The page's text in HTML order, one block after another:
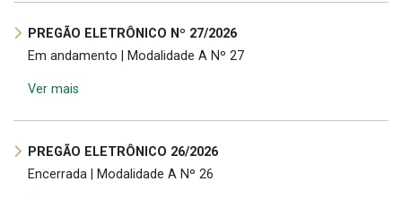
PREGÃO ELETRÔNICO Nº 27/2026
Em andamento | Modalidade A Nº 27
Ver mais
PREGÃO ELETRÔNICO 26/2026
Encerrada | Modalidade A Nº 26